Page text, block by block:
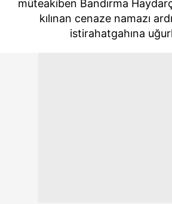
müteakiben Bandırma
kılınan cenaze namazı
istirahatgahına